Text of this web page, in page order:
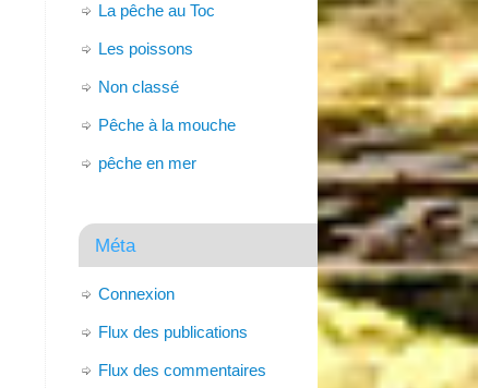
La pêche au Toc
Les poissons
Non classé
Pêche à la mouche
pêche en mer
Méta
Connexion
Flux des publications
Flux des commentaires